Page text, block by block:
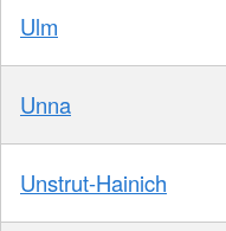
Ulm
Unna
Unstrut-Hainich